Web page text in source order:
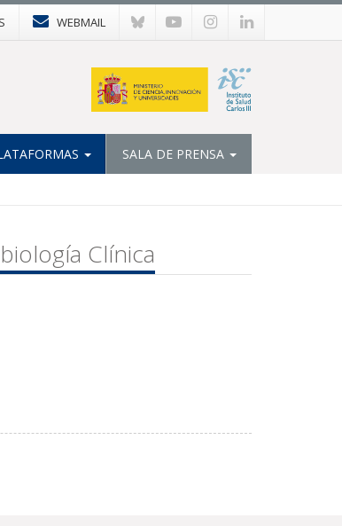
WEBMAIL
SALA DE PRENSA
Clínica